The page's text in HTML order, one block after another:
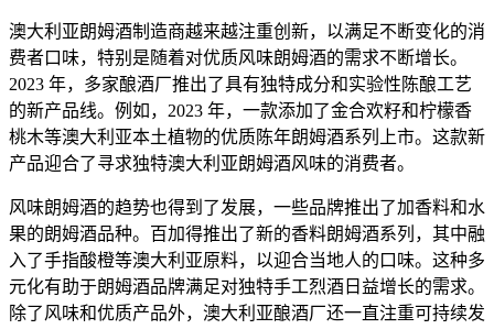
澳大利亚朗姆酒制造商越来越注重创新，以满足不断变化的消
费者口味，特别是随着对优质风味朗姆酒的需求不断增长。
2023 年，多家酿酒厂推出了具有独特成分和实验性陈酿工艺
的新产品线。例如，2023 年，一款添加了金合欢籽和柠檬香
桃木等澳大利亚本土植物的优质陈年朗姆酒系列上市。这款新
产品迎合了寻求独特澳大利亚朗姆酒风味的消费者。
风味朗姆酒的趋势也得到了发展，一些品牌推出了加香料和水
果的朗姆酒品种。百加得推出了新的香料朗姆酒系列，其中融
入了手指酸橙等澳大利亚原料，以迎合当地人的口味。这种多
元化有助于朗姆酒品牌满足对独特手工烈酒日益增长的需求。
除了风味和优质产品外，澳大利亚酿酒厂还一直注重可持续发